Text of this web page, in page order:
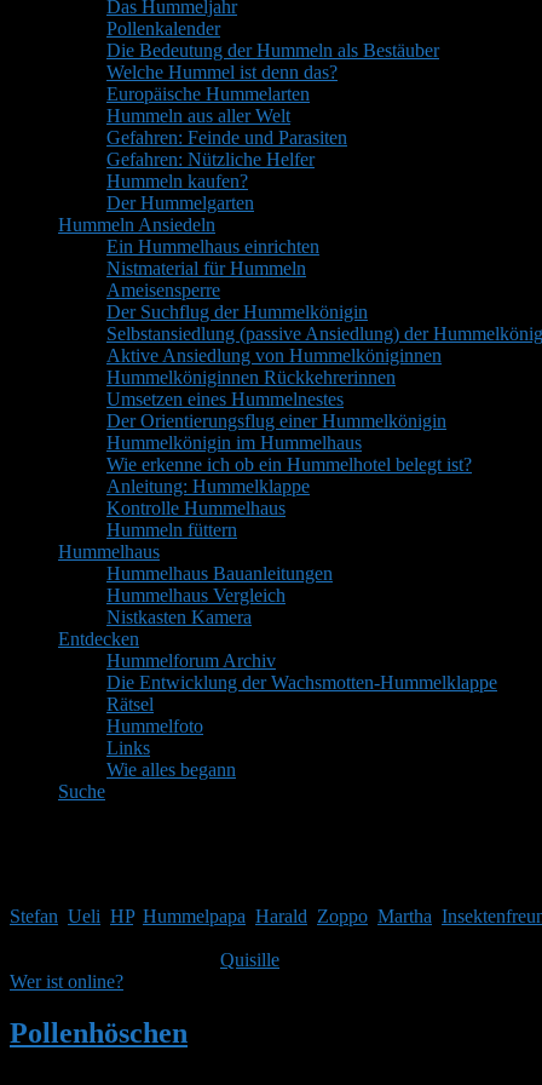
Das Hummeljahr
Pollenkalender
Die Bedeutung der Hummeln als Bestäuber
Welche Hummel ist denn das?
Europäische Hummelarten
Hummeln aus aller Welt
Gefahren: Feinde und Parasiten
Gefahren: Nützliche Helfer
Hummeln kaufen?
Der Hummelgarten
Hummeln Ansiedeln
Ein Hummelhaus einrichten
Nistmaterial für Hummeln
Ameisensperre
Der Suchflug der Hummelkönigin
Selbstansiedlung (passive Ansiedlung) der
Aktive Ansiedlung von Hummelköniginnen
Hummelköniginnen Rückkehrerinnen
Umsetzen eines Hummelnestes
Der Orientierungsflug einer Hummelkönigin
Hummelkönigin im Hummelhaus
Wie erkenne ich ob ein Hummelhotel belegt ist?
Anleitung: Hummelklappe
Kontrolle Hummelhaus
Hummeln füttern
Hummelhaus
Hummelhaus Bauanleitungen
Hummelhaus Vergleich
Nistkasten Kamera
Entdecken
Hummelforum Archiv
Die Entwicklung der Wachsmotten-Hummelklappe
Rätsel
Hummelfoto
Links
Wie alles begann
Suche
Stefan Ueli HP, Hummelpapa Harald Zoppo Martha
Quisille
Wer ist online?
Pollenhöschen